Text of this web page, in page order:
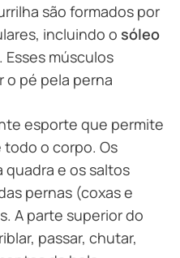
são formados por
incluindo o sóleo
. Esses músculos
o pé pela perna
esporte que permite
o corpo. Os
quadra e os saltos
pernas (coxas e
A parte superior do
passar, chutar,